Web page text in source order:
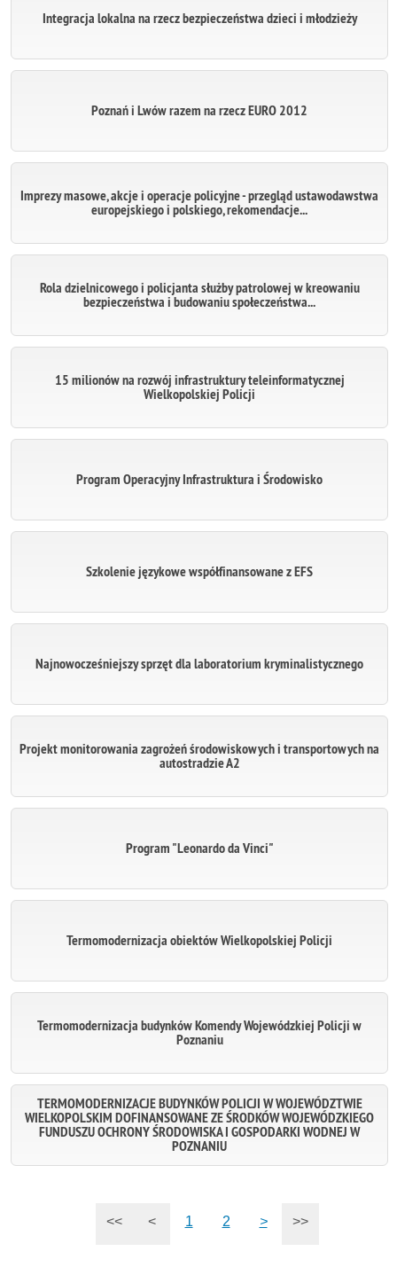
Integracja lokalna na rzecz bezpieczeństwa dzieci i młodzieży
Poznań i Lwów razem na rzecz EURO 2012
Imprezy masowe, akcje i operacje policyjne - przegląd ustawodawstwa
europejskiego i polskiego, rekomendacje...
Rola dzielnicowego i policjanta służby patrolowej w kreowaniu
bezpieczeństwa i budowaniu społeczeństwa...
15 milionów na rozwój infrastruktury teleinformatycznej
Wielkopolskiej Policji
Program Operacyjny Infrastruktura i Środowisko
Szkolenie językowe współfinansowane z EFS
Najnowocześniejszy sprzęt dla laboratorium kryminalistycznego
Projekt monitorowania zagrożeń środowiskowych i transportowych na
autostradzie A2
Program "Leonardo da Vinci"
Termomodernizacja obiektów Wielkopolskiej Policji
Termomodernizacja budynków Komendy Wojewódzkiej Policji w
Poznaniu
TERMOMODERNIZACJE BUDYNKÓW POLICJI W WOJEWÓDZTWIE
WIELKOPOLSKIM DOFINANSOWANE ZE ŚRODKÓW WOJEWÓDZKIEGO
FUNDUSZU OCHRONY ŚRODOWISKA I GOSPODARKI WODNEJ W
POZNANIU
<< < 1 2 > >>